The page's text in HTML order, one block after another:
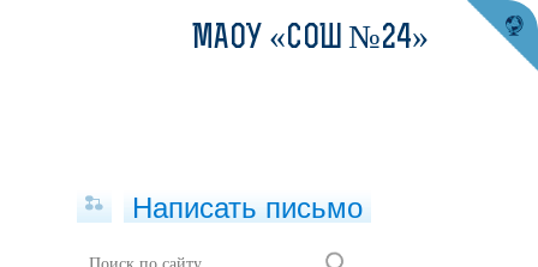
МАОУ «СОШ №24»
Написать письмо